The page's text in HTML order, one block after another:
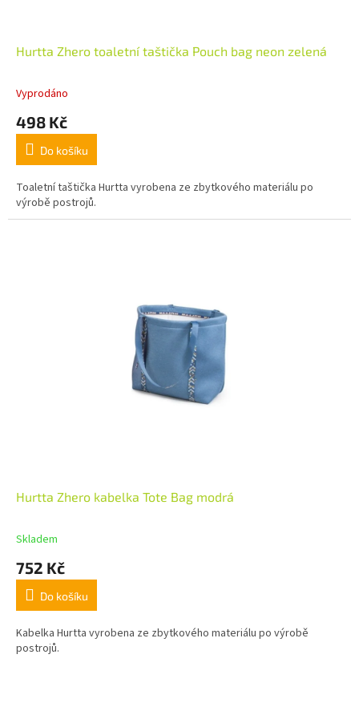
Hurtta Zhero toaletní taštička Pouch bag neon zelená
Vyprodáno
498 Kč
Do košíku
Toaletní taštička Hurtta vyrobena ze zbytkového materiálu po
výrobě postrojů.
Hurtta Zhero kabelka Tote Bag modrá
Skladem
752 Kč
Do košíku
Kabelka Hurtta vyrobena ze zbytkového materiálu po výrobě
postrojů.